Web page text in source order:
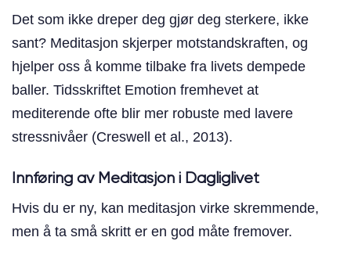
Det som ikke dreper deg gjør deg sterkere, ikke
sant? Meditasjon skjerper motstandskraften, og
hjelper oss å komme tilbake fra livets dempede
baller. Tidsskriftet Emotion fremhevet at
mediterende ofte blir mer robuste med lavere
stressnivåer (Creswell et al., 2013).
Innføring av Meditasjon i Dagliglivet
Hvis du er ny, kan meditasjon virke skremmende,
men å ta små skritt er en god måte fremover.